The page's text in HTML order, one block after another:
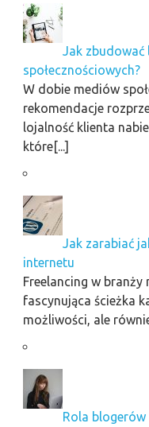
Jak zbudować
społecznościowych?
W dobie mediów
rekomendacje
lojalność klienta
które[...]
Jak zarabiać
internetu
Freelancing w
fascynująca ścieżka
możliwości, ale
Rola